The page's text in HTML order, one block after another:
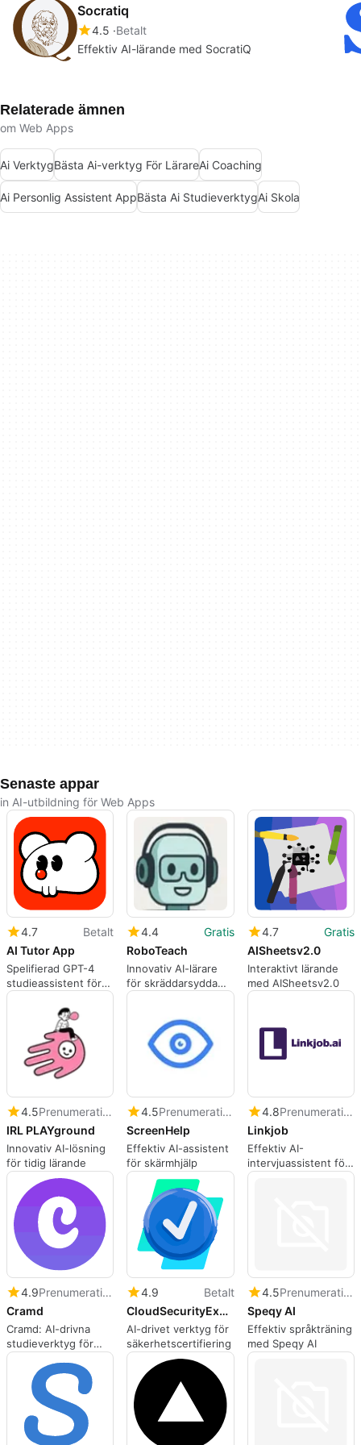
Socratiq
4.5 Betalt
Effektiv AI-lärande med SocratiQ
Relaterade ämnen
om Web Apps
Ai VerktygBästa Ai-verktyg För LärareAi Coaching
Ai Personlig Assistent AppBästa Ai StudieverktygAi Skola
Senaste appar
in AI-utbildning för Web Apps
4.7
Betalt
AI Tutor App
Spelifierad GPT-4
studieassistent för
läxor och provövning
4.4
Gratis
RoboTeach
Innovativ AI-lärare
för skräddarsydda
lektioner
4.7
Gratis
AISheetsv2.0
Interaktivt lärande
med AISheetsv2.0
4.5
Prenumeration
IRL PLAYground
Innovativ AI-lösning
för tidig lärande
4.5
Prenumeration
ScreenHelp
Effektiv AI-assistent
för skärmhjälp
4.8
Prenumeration
Linkjob
Effektiv AI-
intervjuassistent för
jobbsökande
4.9
Prenumeration
Cramd
Cramd: AI-drivna
studieverktyg för
effektiv inlärning
4.9
Betalt
CloudSecurityExams
AI-drivet verktyg för
säkerhetscertifiering
4.5
Prenumeration
Speqy AI
Effektiv språkträning
med Speqy AI